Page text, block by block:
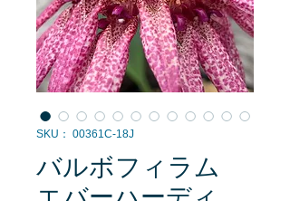
SKU： 00361C-18J
バルボフィラム